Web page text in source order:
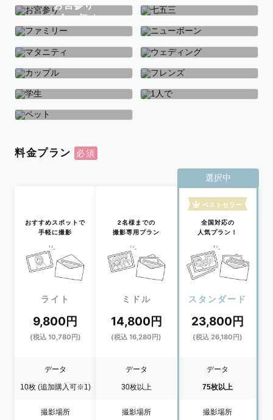
お宮参り
お食い初め
七五三
ファミリー ニューボーン
マタニティ ウェディング
カップル フレンズ
学生
料金プラン
おすすめスポットで
手軽に撮影
ライト
9,800円
(税込 10,780円)
データ
10枚 (追加購入可※1)
撮影場所
2名様までの
撮影専用プラン
ミドル
14,800円
(税込 16,280円)
データ
30枚以上
撮影場所
選択中
ベストセラー
全国対応の
人気プラン！
スタンダード
23,800円
(税込 26,180円)
データ
75枚以上
撮影場所